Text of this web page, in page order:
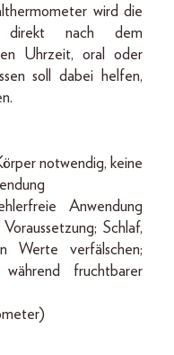
wird die
direkt nach dem
Uhrzeit, oral oder
soll dabei helfen,
notwendig, keine
Anwendung
Schlaf,
Werte verfälschen;
während fruchtbarer